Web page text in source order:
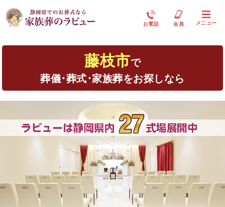
お電話 会員 メニュー
藤枝市で
葬儀･葬式･家族葬をお探しなら